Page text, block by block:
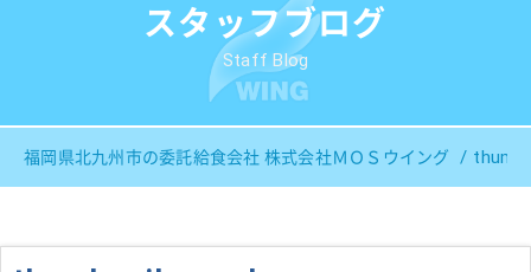
スタッフブログ
Staff Blog
福岡県北九州市の委託給食会社 株式会社ＭＯＳウイング